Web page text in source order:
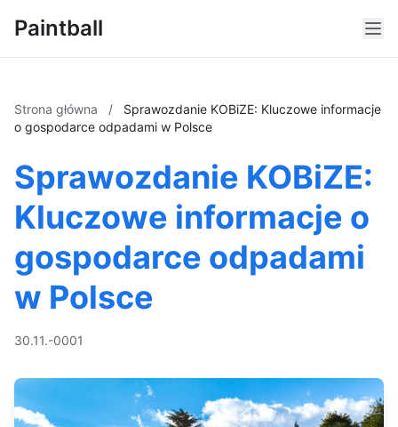
Paintball
Strona główna /
Sprawozdanie KOBiZE: Kluczowe informacje
o gospodarce odpadami w Polsce
Sprawozdanie KOBiZE:
Kluczowe informacje o
gospodarce odpadami
w Polsce
30.11.-0001